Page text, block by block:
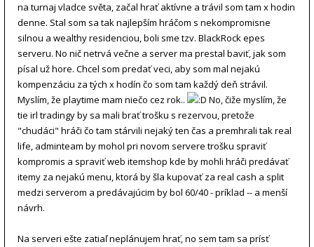
na turnaj vladce světa, začal hrať aktívne a trávil som tam x hodin
denne. Stal som sa tak najlepším hráčom s nekompromisne
silnou a wealthy residenciou, boli sme tzv. BlackRock epes
serveru. No nič netrvá večne a server ma prestal baviť, jak som
písal už hore. Chcel som predať veci, aby som mal nejakú
kompenzáciu za tých x hodín čo som tam každý deň strávil.
Myslím, že playtime mam niečo cez rok..
No, čiže myslím, že
tie irl tradingy by sa mali brať trošku s rezervou, pretože
"chudáci" hráči čo tam stárvili nejaký ten čas a premhrali tak real
life, adminteam by mohol pri novom servere trošku spraviť
kompromis a spraviť web itemshop kde by mohli hráči predávať
itemy za nejakú menu, ktorá by šla kupovať za real cash a split
medzi serverom a predávajúcim by bol 60/40 - príklad -- a menší
návrh.
Na serveri ešte zatiaľ neplánujem hrať, no sem tam sa prísť